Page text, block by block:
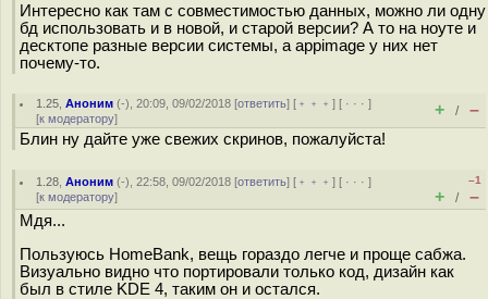
Интересно как там с совместимостью данных, можно ли одну
бд использовать и в новой, и старой версии? А то на ноуте и
десктопе разные версии системы, а appimage у них нет
почему-то.
1.25 ,Аноним (-), 20:09, 09/02/2018 [ответить] [ ﹢﹢﹢] [ · · ·]
[к модератору] + / –
Блин ну дайте уже свежих скринов, пожалуйста!
1.28 ,Аноним (-), 22:58, 09/02/2018 [ответить] [ ﹢﹢﹢] [ · · ·]
[к модератору]
–1
+ / –
Мдя...
Пользуюсь HomeBank, вещь гораздо легче и проще сабжа.
Визуально видно что портировали только код, дизайн как
был в стиле KDE 4, таким он и остался.